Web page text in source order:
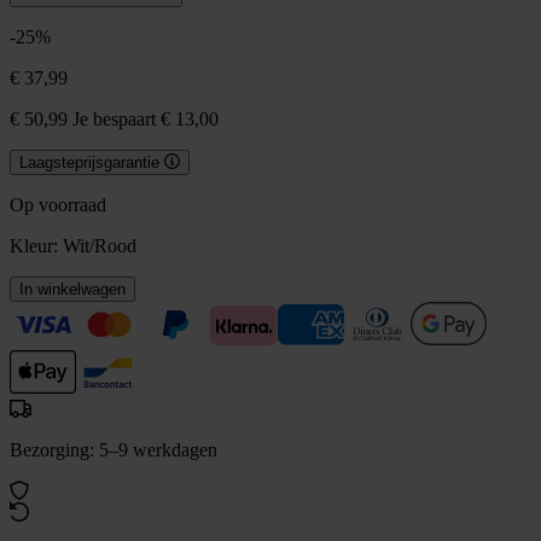
-25%
€ 37,99
€ 50,99 Je bespaart € 13,00
Laagsteprijsgarantie
Op voorraad
Kleur: Wit/Rood
In winkelwagen
Bezorging: 5–9 werkdagen